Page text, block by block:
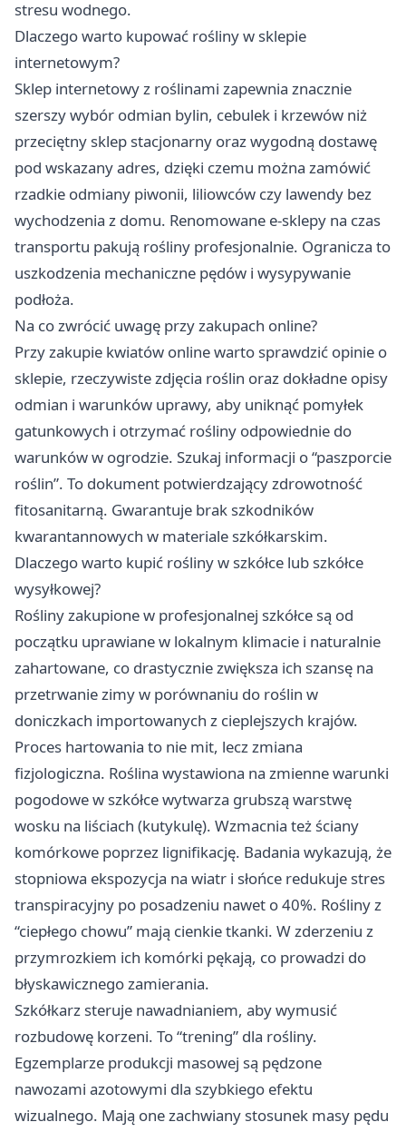
stresu wodnego.
Dlaczego warto kupować rośliny w sklepie
internetowym?
Sklep internetowy z roślinami zapewnia znacznie
szerszy wybór odmian bylin, cebulek i krzewów niż
przeciętny sklep stacjonarny oraz wygodną dostawę
pod wskazany adres, dzięki czemu można zamówić
rzadkie odmiany piwonii, liliowców czy lawendy bez
wychodzenia z domu. Renomowane e-sklepy na czas
transportu pakują rośliny profesjonalnie. Ogranicza to
uszkodzenia mechaniczne pędów i wysypywanie
podłoża.
Na co zwrócić uwagę przy zakupach online?
Przy zakupie kwiatów online warto sprawdzić opinie o
sklepie, rzeczywiste zdjęcia roślin oraz dokładne opisy
odmian i warunków uprawy, aby uniknąć pomyłek
gatunkowych i otrzymać rośliny odpowiednie do
warunków w ogrodzie. Szukaj informacji o “paszporcie
roślin”. To dokument potwierdzający zdrowotność
fitosanitarną. Gwarantuje brak szkodników
kwarantannowych w materiale szkółkarskim.
Dlaczego warto kupić rośliny w szkółce lub szkółce
wysyłkowej?
Rośliny zakupione w profesjonalnej szkółce są od
początku uprawiane w lokalnym klimacie i naturalnie
zahartowane, co drastycznie zwiększa ich szansę na
przetrwanie zimy w porównaniu do roślin w
doniczkach importowanych z cieplejszych krajów.
Proces hartowania to nie mit, lecz zmiana
fizjologiczna. Roślina wystawiona na zmienne warunki
pogodowe w szkółce wytwarza grubszą warstwę
wosku na liściach (kutykulę). Wzmacnia też ściany
komórkowe poprzez lignifikację. Badania wykazują, że
stopniowa ekspozycja na wiatr i słońce redukuje stres
transpiracyjny po posadzeniu nawet o 40%. Rośliny z
“ciepłego chowu” mają cienkie tkanki. W zderzeniu z
przymrozkiem ich komórki pękają, co prowadzi do
błyskawicznego zamierania.​
Szkółkarz steruje nawadnianiem, aby wymusić
rozbudowę korzeni. To “trening” dla rośliny.
Egzemplarze produkcji masowej są pędzone
nawozami azotowymi dla szybkiego efektu
wizualnego. Mają one zachwiany stosunek masy pędu